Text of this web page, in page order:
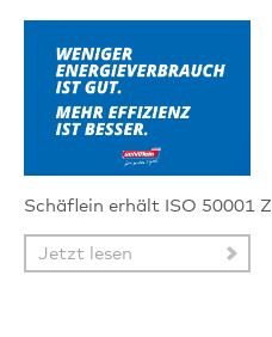
Schäflein erhält ISO 50001
Jetzt lesen